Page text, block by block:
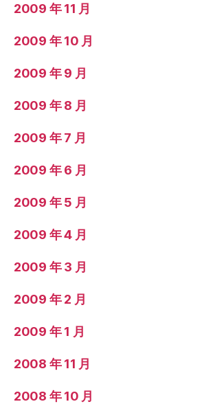
2009 年 11 月
2009 年 10 月
2009 年 9 月
2009 年 8 月
2009 年 7 月
2009 年 6 月
2009 年 5 月
2009 年 4 月
2009 年 3 月
2009 年 2 月
2009 年 1 月
2008 年 11 月
2008 年 10 月